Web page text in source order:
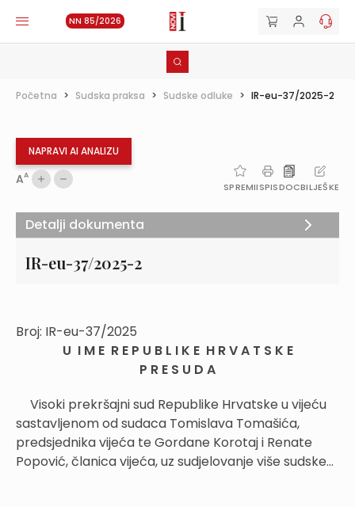
NN 85/2026
Početna > Sudska praksa > Sudske odluke > IR-eu-37/2025-2
NAPRAVI AI ANALIZU
AA
SPREMIISPISDOCBILJEŠKE
IR-eu-37/2025-2
Broj: IR-eu-37/2025
U I M E R E P U B L I K E H R V A T S K E
P R E S U D A
Visoki prekršajni sud Republike Hrvatske u vijeću
sastavljenom od sudaca Tomislava Tomašića,
predsjednika vijeća te Gordane Korotaj i Renate
Popović, članica vijeća, uz sudjelovanje više sudske...
Detalji dokumenta